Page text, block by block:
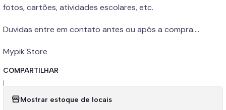
fotos, cartões, atividades escolares, etc.
Duvidas entre em contato antes ou após a compra....
Mypik Store
COMPARTILHAR
|
Mostrar estoque de locais